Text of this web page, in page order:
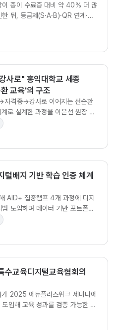
이 종이 수료증 대비 약 40% 더 많
뒤, 등급제(S·A·B)·QR 연계·기
화 전략을 제시한 총장 인터뷰.
사로" 홍익대학교 세종
교육'의 구조
자격증→강사로 이어지는 선순환
로 설계한 과정을 이은선 원장 인
배지 기반 학습 인증 체계
AID+ 집중캠프 4개 과정에 디지
도입하며 데이터 기반 포트폴리
수교육디지털교육협회의
2025 에듀플러스위크 세미나에
입해 교육 성과를 검증 가능한 디